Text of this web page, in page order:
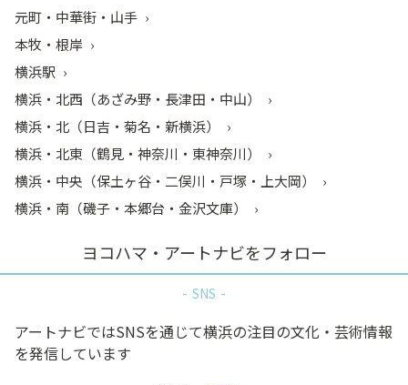
元町・中華街・山手
本牧・根岸
横浜駅
横浜・北西（あざみ野・長津田・中山）
横浜・北（日吉・菊名・新横浜）
横浜・北東（鶴見・神奈川・東神奈川）
横浜・中央（保土ヶ谷・二俣川・戸塚・上大岡）
横浜・南（磯子・本郷台・金沢文庫）
ヨコハマ・アートナビをフォロー
SNS
アートナビではSNSを通じて横浜の注目の文化・芸術情報
を発信しています